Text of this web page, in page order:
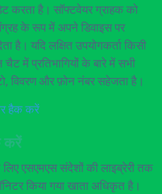
करता है। सॉफ्टवेयर ग्राहक को
के रूप में अपने डिवाइस पर
है। यदि लक्षित उपयोगकर्ता किसी
में प्रतिभागियों के बारे में सभी
विवरण और फ़ोन नंबर सहेजता है।
हैक करें
करें
एसएमएस संदेशों की लाइब्रेरी तक
किया गया खाता अधिकृत है।